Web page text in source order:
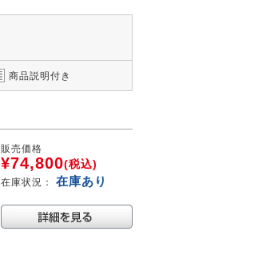
商品説明付き
販売価格
¥74,800(税込)
在庫状況： 在庫あり